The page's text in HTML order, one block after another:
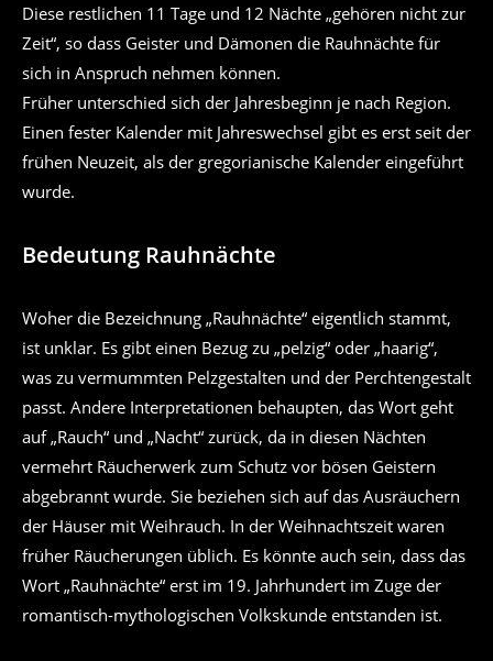
Diese restlichen 11 Tage und 12 Nächte „gehören nicht zur
Zeit“, so dass Geister und Dämonen die Rauhnächte für
sich in Anspruch nehmen können.
Früher unterschied sich der Jahresbeginn je nach Region.
Einen fester Kalender mit Jahreswechsel gibt es erst seit der
frühen Neuzeit, als der gregorianische Kalender eingeführt
wurde.
Bedeutung Rauhnächte
Woher die Bezeichnung „Rauhnächte“ eigentlich stammt,
ist unklar. Es gibt einen Bezug zu „pelzig“ oder „haarig“,
was zu vermummten Pelzgestalten und der Perchtengestalt
passt. Andere Interpretationen behaupten, das Wort geht
auf „Rauch“ und „Nacht“ zurück, da in diesen Nächten
vermehrt Räucherwerk zum Schutz vor bösen Geistern
abgebrannt wurde. Sie beziehen sich auf das Ausräuchern
der Häuser mit Weihrauch. In der Weihnachtszeit waren
früher Räucherungen üblich. Es könnte auch sein, dass das
Wort „Rauhnächte“ erst im 19. Jahrhundert im Zuge der
romantisch-mythologischen Volkskunde entstanden ist.